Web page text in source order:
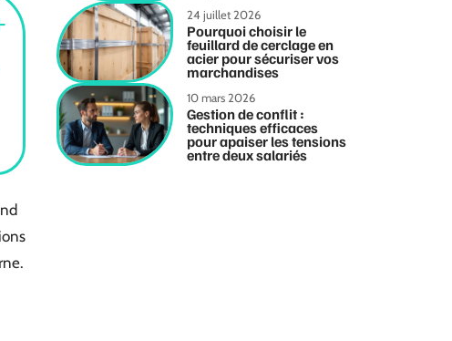
24 juillet 2026
Pourquoi choisir le
feuillard de cerclage en
acier pour sécuriser vos
marchandises
10 mars 2026
Gestion de conflit :
techniques efficaces
pour apaiser les tensions
entre deux salariés